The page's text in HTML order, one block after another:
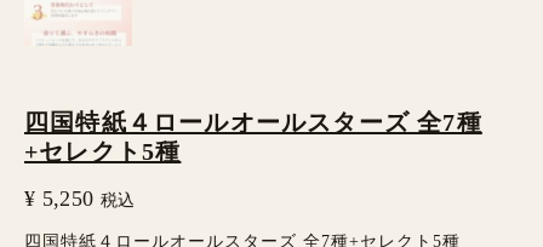
四国特紙４ロールオールスターズ 全7種
+セレクト5種
¥ 5,250 税込
四国特紙４ロールオールスターズ 全7種+セレクト5種